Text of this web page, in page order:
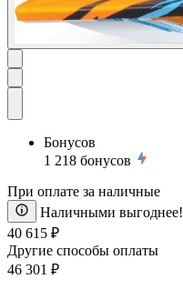
Бонусов
1 218 бонусов
При оплате за наличные
Наличными выгоднее!
40 615 ₽
Другие способы оплаты
46 301 ₽